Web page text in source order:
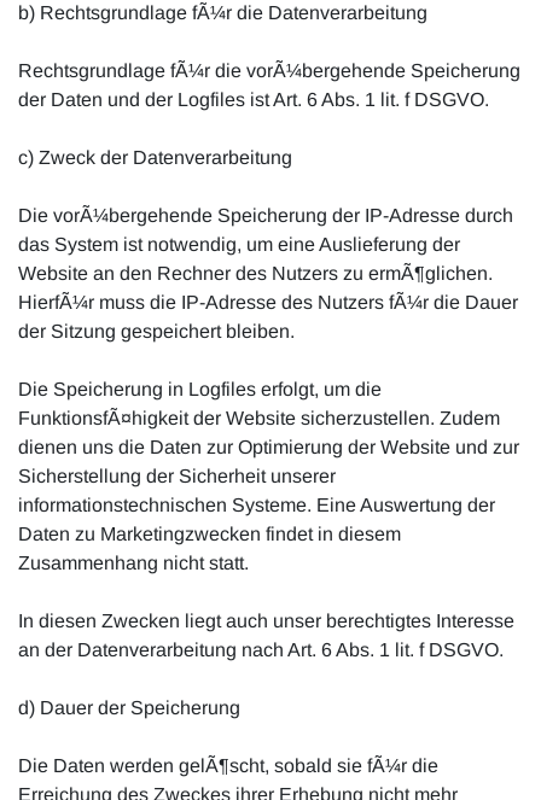
b) Rechtsgrundlage fÃ¼r die Datenverarbeitung
Rechtsgrundlage fÃ¼r die vorÃ¼bergehende Speicherung
der Daten und der Logfiles ist Art. 6 Abs. 1 lit. f DSGVO.
c) Zweck der Datenverarbeitung
Die vorÃ¼bergehende Speicherung der IP-Adresse durch
das System ist notwendig, um eine Auslieferung der
Website an den Rechner des Nutzers zu ermÃ¶glichen.
HierfÃ¼r muss die IP-Adresse des Nutzers fÃ¼r die Dauer
der Sitzung gespeichert bleiben.
Die Speicherung in Logfiles erfolgt, um die
FunktionsfÃ¤higkeit der Website sicherzustellen. Zudem
dienen uns die Daten zur Optimierung der Website und zur
Sicherstellung der Sicherheit unserer
informationstechnischen Systeme. Eine Auswertung der
Daten zu Marketingzwecken findet in diesem
Zusammenhang nicht statt.
In diesen Zwecken liegt auch unser berechtigtes Interesse
an der Datenverarbeitung nach Art. 6 Abs. 1 lit. f DSGVO.
d) Dauer der Speicherung
Die Daten werden gelÃ¶scht, sobald sie fÃ¼r die
Erreichung des Zweckes ihrer Erhebung nicht mehr